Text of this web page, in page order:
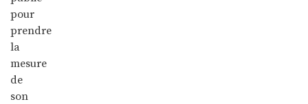
pour
prendre
la
mesure
de
son